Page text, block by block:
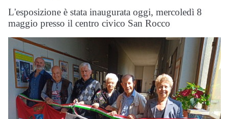
L'esposizione è stata inaugurata oggi, mercoledì 8
maggio presso il centro civico San Rocco